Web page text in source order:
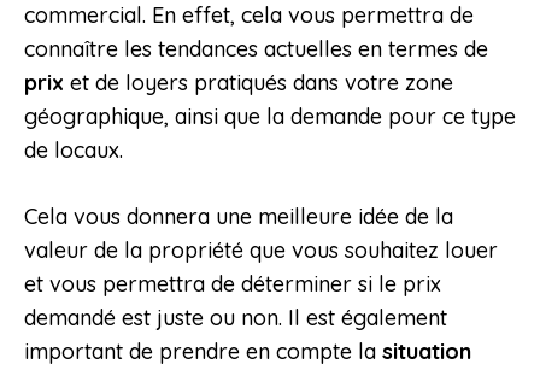
commercial. En effet, cela vous permettra de
connaître les tendances actuelles en termes de
prix et de loyers pratiqués dans votre zone
géographique, ainsi que la demande pour ce type
de locaux.
Cela vous donnera une meilleure idée de la
valeur de la propriété que vous souhaitez louer
et vous permettra de déterminer si le prix
demandé est juste ou non. Il est également
important de prendre en compte la situation